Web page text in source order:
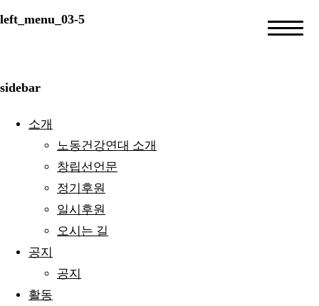
left_menu_03-5
sidebar
소개
노동건강연대 소개
창립선언문
정기후원
일시후원
오시는 길
공지
공지
활동